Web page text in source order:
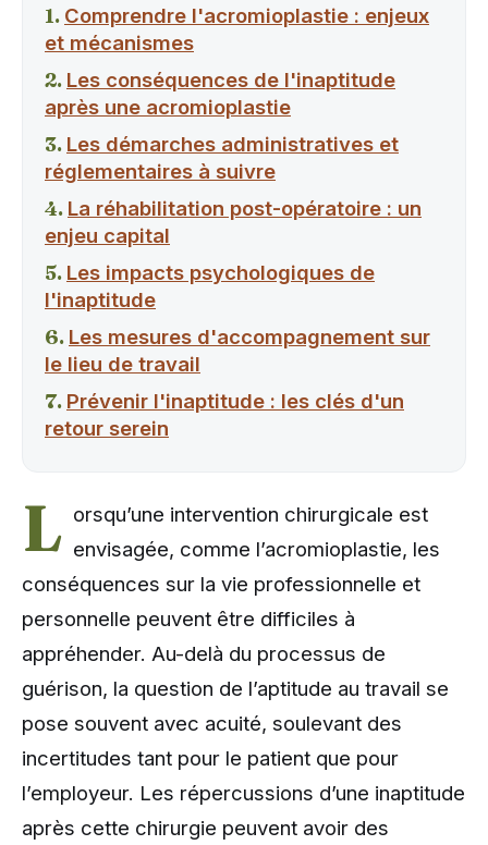
Comprendre l'acromioplastie : enjeux
et mécanismes
Les conséquences de l'inaptitude
après une acromioplastie
Les démarches administratives et
réglementaires à suivre
La réhabilitation post-opératoire : un
enjeu capital
Les impacts psychologiques de
l'inaptitude
Les mesures d'accompagnement sur
le lieu de travail
Prévenir l'inaptitude : les clés d'un
retour serein
L orsqu’une intervention chirurgicale est
envisagée, comme l’acromioplastie, les
conséquences sur la vie professionnelle et
personnelle peuvent être difficiles à
appréhender. Au-delà du processus de
guérison, la question de l’aptitude au travail se
pose souvent avec acuité, soulevant des
incertitudes tant pour le patient que pour
l’employeur. Les répercussions d’une inaptitude
après cette chirurgie peuvent avoir des